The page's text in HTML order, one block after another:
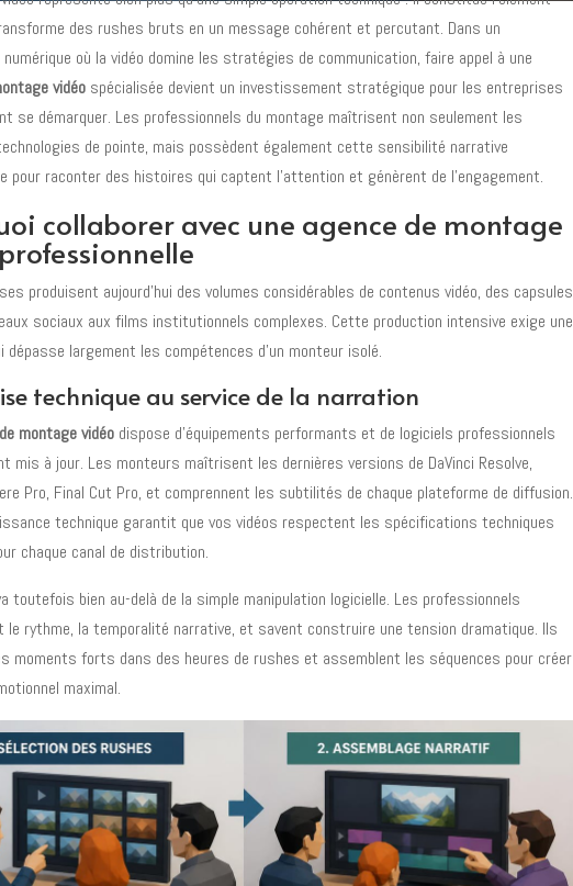
des rushes bruts en un message cohérent et percutant. Dans un
où la vidéo domine les stratégies de communication, faire appel à une
vidéo spécialisée devient un investissement stratégique pour les entreprises
se démarquer. Les professionnels du montage maîtrisent non seulement les
de pointe, mais possèdent également cette sensibilité narrative
pour raconter des histoires qui captent l'attention et génèrent de l'engagement.
collaborer avec une agence de montage
produisent aujourd'hui des volumes considérables de contenus vidéo, des capsules
sociaux aux films institutionnels complexes. Cette production intensive exige une
dépasse largement les compétences d'un monteur isolé.
technique au service de la narration
montage vidéo dispose d'équipements performants et de logiciels professionnels
mis à jour. Les monteurs maîtrisent les dernières versions de DaVinci Resolve,
Pro, Final Cut Pro, et comprennent les subtilités de chaque plateforme de diffusion.
technique garantit que vos vidéos respectent les spécifications techniques
chaque canal de distribution.
toutefois bien au-delà de la simple manipulation logicielle. Les professionnels
le rythme, la temporalité narrative, et savent construire une tension dramatique. Ils
moments forts dans des heures de rushes et assemblent les séquences pour créer
maximal.